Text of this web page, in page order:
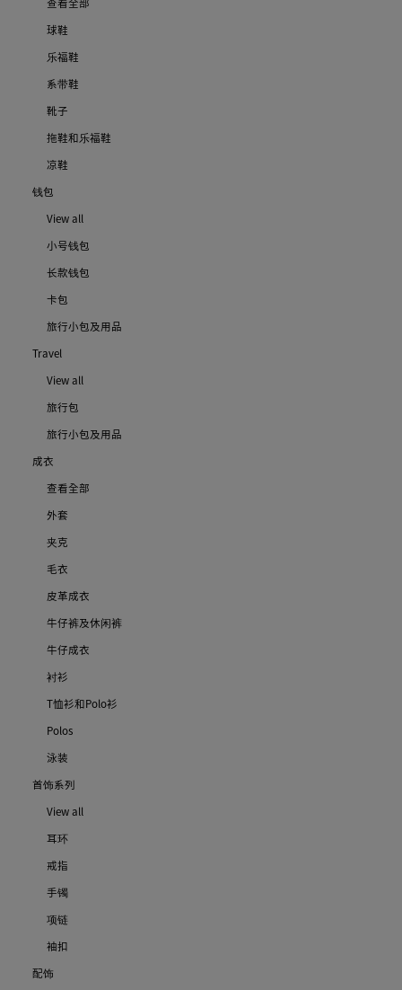
球鞋
乐福鞋
系带鞋
靴子
拖鞋和乐福鞋
凉鞋
钱包
View all
小号钱包
长款钱包
卡包
旅行小包及用品
Travel
View all
旅行包
旅行小包及用品
成衣
查看全部
外套
夹克
毛衣
皮革成衣
牛仔裤及休闲裤
牛仔成衣
衬衫
T恤衫和Polo衫
Polos
泳装
首饰系列
View all
耳环
戒指
手镯
项链
袖扣
配饰